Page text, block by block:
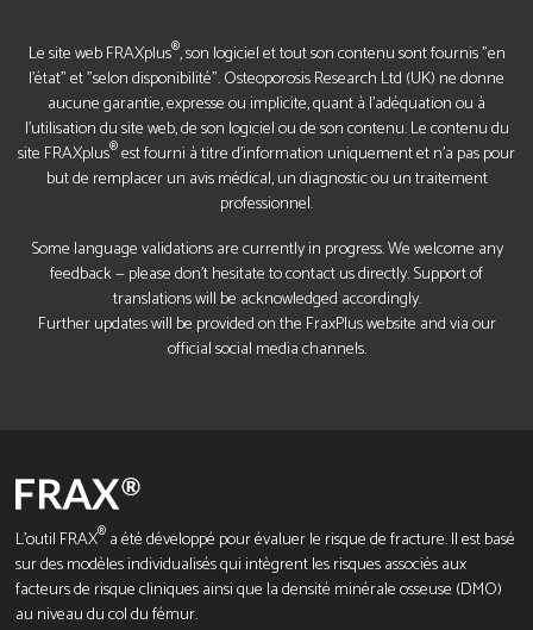
Le site web FRAXplus®, son logiciel et tout son contenu sont fournis "en
l'état" et "selon disponibilité". Osteoporosis Research Ltd (UK) ne donne
aucune garantie, expresse ou implicite, quant à l'adéquation ou à
l'utilisation du site web, de son logiciel ou de son contenu. Le contenu du
site FRAXplus®est fourni à titre d'information uniquement et n'a pas pour
but de remplacer un avis médical, un diagnostic ou un traitement
professionnel.
Some language validations are currently in progress. We welcome any
feedback — please don’t hesitate to contact us directly. Support of
translations will be acknowledged accordingly.
Further updates will be provided on the FraxPlus website and via our
official social media channels.
L'outil FRAX®a été développé pour évaluer le risque de fracture. Il est basé
sur des modèles individualisés qui intègrent les risques associés aux
facteurs de risque cliniques ainsi que la densité minérale osseuse (DMO)
au niveau du col du fémur.